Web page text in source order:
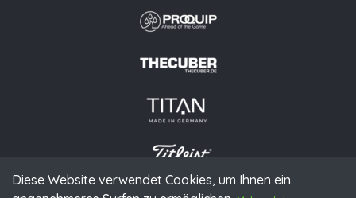
Diese Website verwendet Cookies, um Ihnen ein